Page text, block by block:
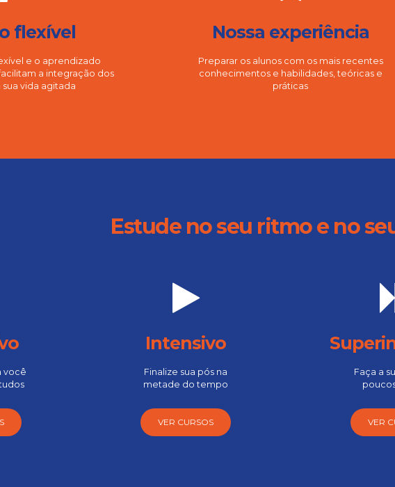
flexível
e o aprendizado
a integração dos
vida agitada
Nossa experiência
Preparar os alunos com os mais recentes
conhecimentos e habilidades, teóricas e
práticas
Estude no seu ritmo e no
você
Intensivo
Finalize sua pós na
metade do tempo
VER CURSOS
Faça a
VER